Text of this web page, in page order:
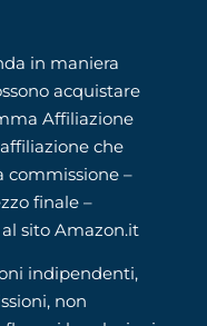
in maniera
acquistare
Affiliazione
che
commissione –
finale –
sito Amazon.it
indipendenti,
non